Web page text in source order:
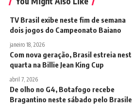
TV Brasil exibe neste fim de semana
dois jogos do Campeonato Baiano
janeiro 18, 2026
Com nova geração, Brasil estreia
quarta na Billie Jean King Cup
abril 7, 2026
De olho no G4, Botafogo recebe
Bragantino neste sábado pelo